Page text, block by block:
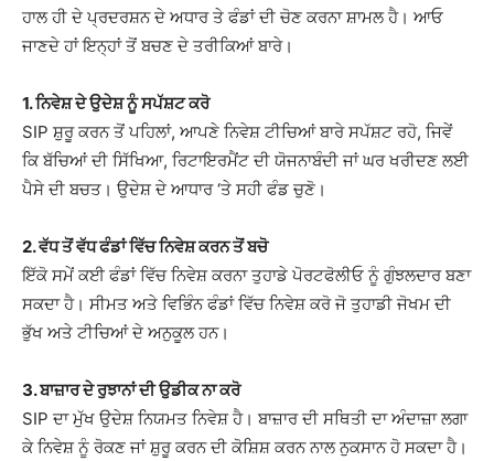
ਹਾਲ ਹੀ ਦੇ ਪ੍ਰਦਰਸ਼ਨ ਦੇ ਅਧਾਰ ਤੇ ਫੰਡਾਂ ਦੀ ਚੋਣ ਕਰਨਾ ਸ਼ਾਮਲ ਹੈ। ਆਓ
ਜਾਣਦੇ ਹਾਂ ਇਨ੍ਹਾਂ ਤੋਂ ਬਚਣ ਦੇ ਤਰੀਕਿਆਂ ਬਾਰੇ।
1. ਨਿਵੇਸ਼ ਦੇ ਉਦੇਸ਼ ਨੂੰ ਸਪੱਸ਼ਟ ਕਰੋ
SIP ਸ਼ੁਰੂ ਕਰਨ ਤੋਂ ਪਹਿਲਾਂ, ਆਪਣੇ ਨਿਵੇਸ਼ ਟੀਚਿਆਂ ਬਾਰੇ ਸਪੱਸ਼ਟ ਰਹੋ, ਜਿਵੇਂ
ਕਿ ਬੱਚਿਆਂ ਦੀ ਸਿੱਖਿਆ, ਰਿਟਾਇਰਮੈਂਟ ਦੀ ਯੋਜਨਾਬੰਦੀ ਜਾਂ ਘਰ ਖਰੀਦਣ ਲਈ
ਪੈਸੇ ਦੀ ਬਚਤ। ਉਦੇਸ਼ ਦੇ ਆਧਾਰ ‘ਤੇ ਸਹੀ ਫੰਡ ਚੁਣੋ।
2. ਵੱਧ ਤੋਂ ਵੱਧ ਫੰਡਾਂ ਵਿੱਚ ਨਿਵੇਸ਼ ਕਰਨ ਤੋਂ ਬਚੋ
ਇੱਕੋ ਸਮੇਂ ਕਈ ਫੰਡਾਂ ਵਿੱਚ ਨਿਵੇਸ਼ ਕਰਨਾ ਤੁਹਾਡੇ ਪੋਰਟਫੋਲੀਓ ਨੂੰ ਗੁੰਝਲਦਾਰ ਬਣਾ
ਸਕਦਾ ਹੈ। ਸੀਮਤ ਅਤੇ ਵਿਭਿੰਨ ਫੰਡਾਂ ਵਿੱਚ ਨਿਵੇਸ਼ ਕਰੋ ਜੋ ਤੁਹਾਡੀ ਜੋਖਮ ਦੀ
ਭੁੱਖ ਅਤੇ ਟੀਚਿਆਂ ਦੇ ਅਨੁਕੂਲ ਹਨ।
3. ਬਾਜ਼ਾਰ ਦੇ ਰੁਝਾਨਾਂ ਦੀ ਉਡੀਕ ਨਾ ਕਰੋ
SIP ਦਾ ਮੁੱਖ ਉਦੇਸ਼ ਨਿਯਮਤ ਨਿਵੇਸ਼ ਹੈ। ਬਾਜ਼ਾਰ ਦੀ ਸਥਿਤੀ ਦਾ ਅੰਦਾਜ਼ਾ ਲਗਾ
ਕੇ ਨਿਵੇਸ਼ ਨੂੰ ਰੋਕਣ ਜਾਂ ਸ਼ੁਰੂ ਕਰਨ ਦੀ ਕੋਸ਼ਿਸ਼ ਕਰਨ ਨਾਲ ਨੁਕਸਾਨ ਹੋ ਸਕਦਾ ਹੈ।